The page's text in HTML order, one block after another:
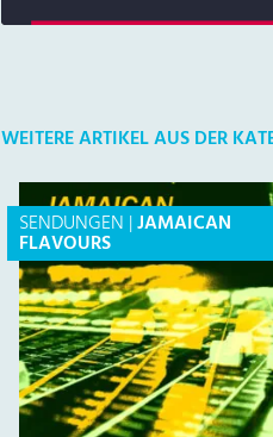
WEITERE ARTIKEL AUS DER
SENDUNGEN |JAMAICAN
FLAVOURS